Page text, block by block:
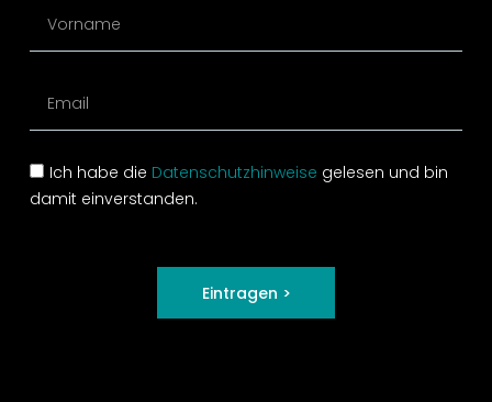
Ich habe die Datenschutzhinweise gelesen und bin
damit einverstanden.
Eintragen >